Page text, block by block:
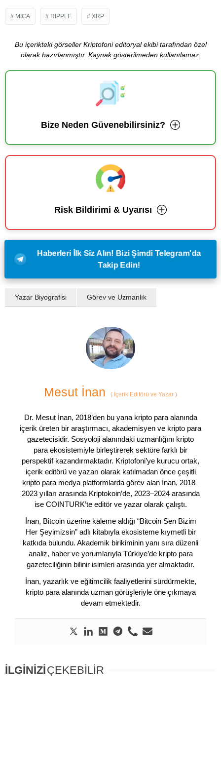
MICA RIPPLE XRP
Bu içerikteki görseller Kriptofoni editoryal ekibi tarafından özel
olarak hazırlanmıştır. Kaynak gösterilmeden kullanılamaz.
Bize Neden Güvenebilirsiniz?
Risk Bildirimi & Uyarısı
Haberleri İlk Siz Alın! Bizi Şimdi Telegram'da
Takip Edin!
Yazar Biyografisi Görev ve Uzmanlık
Mesut İnan ( İçerik Editörü ve Yazar )
Dr. Mesut İnan, 2018’den bu yana kripto para alanında
içerik üreten bir araştırmacı, akademisyen ve kripto para
gazetecisidir. Sosyoloji alanındaki uzmanlığını kripto
para ekosistemiyle birleştirerek sektöre farklı bir
perspektif kazandırmaktadır. Kriptofoni’ye kurucu ortak,
içerik editörü ve yazarı olarak katılmadan önce çeşitli
kripto para medya platformlarda görev alan İnan, 2018–
2023 yılları arasında Kriptokoin’de, 2023–2024 arasında
ise COINTURK’te editör ve yazar olarak çalıştı.
İnan, Bitcoin üzerine kaleme aldığı “Bitcoin Sen Bizim
Her Şeyimizsin” adlı kitabıyla ekosisteme kıymetli bir
katkıda bulundu. Akademik birikiminin yanı sıra düzenli
analiz, haber ve yorumlarıyla Türkiye’de kripto para
gazeteciliğinin bilinir isimleri arasında yer almaktadır.
İnan, yazarlık ve eğitimcilik faaliyetlerini sürdürmekte,
kripto para alanında uzman görüşleriyle öne çıkmaya
devam etmektedir.
İLGİNİZİÇEKEBİLİR